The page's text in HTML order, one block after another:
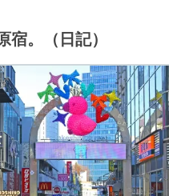
宿。（日記）